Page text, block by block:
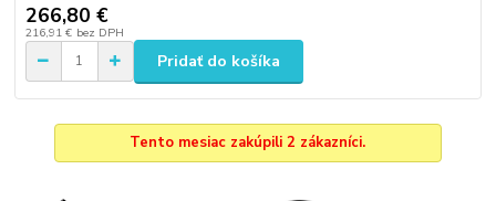
266,80 €
216,91 € bez DPH
Pridať do košíka
Tento mesiac zakúpili 2 zákazníci.